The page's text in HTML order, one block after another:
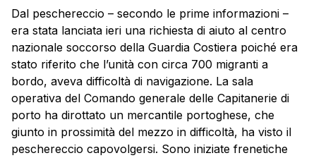
Dal peschereccio – secondo le prime informazioni –
era stata lanciata ieri una richiesta di aiuto al centro
nazionale soccorso della Guardia Costiera poiché era
stato riferito che l’unità con circa 700 migranti a
bordo, aveva difficoltà di navigazione. La sala
operativa del Comando generale delle Capitanerie di
porto ha dirottato un mercantile portoghese, che
giunto in prossimità del mezzo in difficoltà, ha visto il
peschereccio capovolgersi. Sono iniziate frenetiche